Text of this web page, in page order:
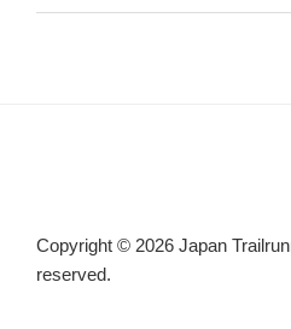
Copyright © 2026 Japan
reserved.